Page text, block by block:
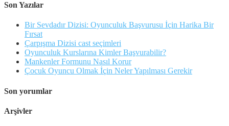
Son Yazılar
Bir Sevdadır Dizisi: Oyunculuk Başvurusu İçin Harika Bir
Fırsat
Çarpışma Dizisi cast seçimleri
Oyunculuk Kurslarına Kimler Başvurabilir?
Mankenler Formunu Nasıl Korur
Çocuk Oyuncu Olmak İçin Neler Yapılması Gerekir
Son yorumlar
Arşivler